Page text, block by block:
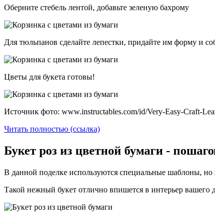
Оберните стебель лентой, добавьте зеленую бахрому
Для тюльпанов сделайте лепестки, придайте им форму и
Цветы для букета готовы!
Источник фото: www.instructables.com/id/Very-Easy-Craft-
Читать полностью (ссылка)
Букет роз из цветной бумаги -
В данной поделке используются специальные шаблоны, но
Такой нежный букет отлично впишется в интерьер вашего